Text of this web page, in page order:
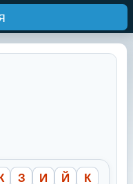
З И Й
К